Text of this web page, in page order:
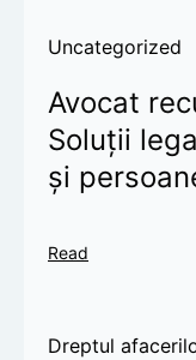
Uncategorized
Avocat
Soluții
și
Read
Dreptul